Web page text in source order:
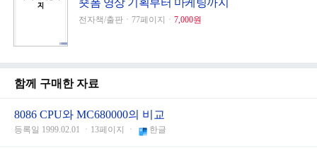
숏폼 영상 기획부터 마케팅까지
전자책/출판ㆍ77페이지ㆍ 7,000원
함께 구매한 자료
8086 CPU와 MC680000의 비교
등록일 1999.02.01 ㆍ13페이지 ㆍ 한글